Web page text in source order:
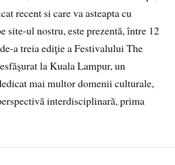
recent si care va asteapta cu
site-ul nostru, este prezentă, între 12
a treia ediţie a Festivalului The
la Kuala Lampur, un
mai multor domenii culturale,
interdisciplinară, prima